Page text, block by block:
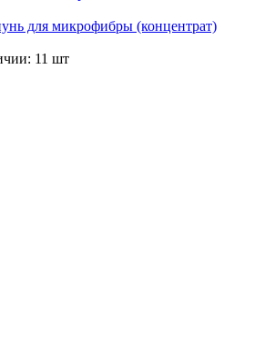
для микрофибры (концентрат)
11 шт